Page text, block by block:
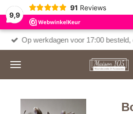
9,9
91 Reviews
Op werkdagen voor 17:00